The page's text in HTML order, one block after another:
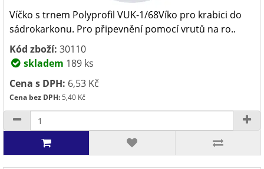
Víčko s trnem Polyprofil VUK-1/68Víko pro krabici do
sádrokarkonu. Pro připevnění pomocí vrutů na ro..
Kód zboží: 30110
skladem 189 ks
Cena s DPH: 6,53 Kč
Cena bez DPH:5,40 Kč